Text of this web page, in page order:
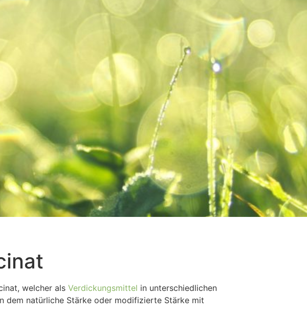
welcher als Verdickungsmittel in unterschiedlichen
dem natürliche Stärke oder modifizierte Stärke mit